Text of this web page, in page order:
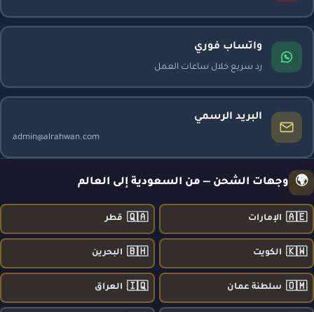
واتساب فوري
رد سريع خلال ساعات العمل
البريد الرسمي
admin@alrahwan.com
🌍 وجهات الشحن — من السعودية إلى العالم
🇦🇪 الإمارات 🇶🇦 قطر
🇰🇼 الكويت 🇧🇭 البحرين
🇴🇲 سلطنة عمان 🇮🇶 العراق